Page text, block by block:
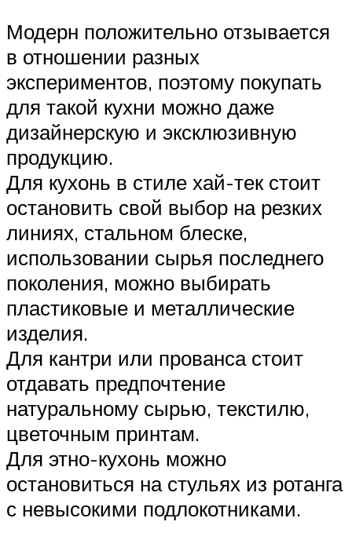
Модерн положительно отзывается
в отношении разных
экспериментов, поэтому покупать
для такой кухни можно даже
дизайнерскую и эксклюзивную
продукцию.
Для кухонь в стиле хай-тек стоит
остановить свой выбор на резких
линиях, стальном блеске,
использовании сырья последнего
поколения, можно выбирать
пластиковые и металлические
изделия.
Для кантри или прованса стоит
отдавать предпочтение
натуральному сырью, текстилю,
цветочным принтам.
Для этно-кухонь можно
остановиться на стульях из ротанга
с невысокими подлокотниками.